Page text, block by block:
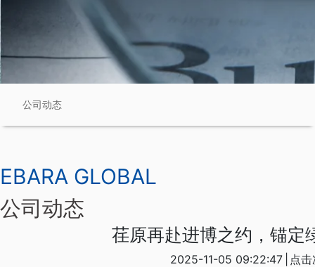
公司动态
EBARA GLOBAL
公司动态
荏原再赴进博之约，锚定
2025-11-05 09:22:47 点